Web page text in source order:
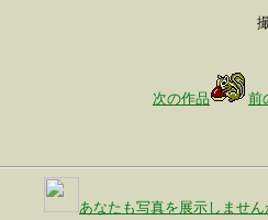
次の作品 前
あなたも写真を展示しません